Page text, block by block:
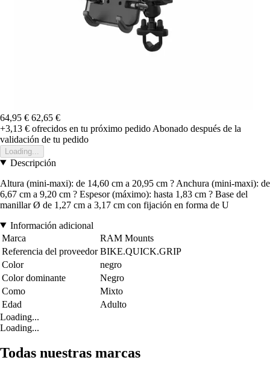
64,95 € 62,65 €
+3,13 € ofrecidos en tu próximo pedido Abonado después de la
validación de tu pedido
Loading...
Descripción
Altura (mini-maxi): de 14,60 cm a 20,95 cm ? Anchura (mini-maxi): de
6,67 cm a 9,20 cm ? Espesor (máximo): hasta 1,83 cm ? Base del
manillar Ø de 1,27 cm a 3,17 cm con fijación en forma de U
Información adicional
Marca
RAM Mounts
Referencia del proveedor BIKE.QUICK.GRIP
Color
negro
Color dominante
Negro
Como
Mixto
Edad
Adulto
Loading...
Loading...
Todas nuestras marcas